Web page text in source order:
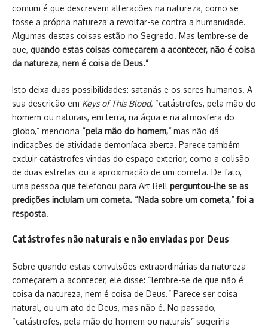
comum é que descrevem alterações na natureza, como se
fosse a própria natureza a revoltar-se contra a humanidade.
Algumas destas coisas estão no Segredo. Mas lembre-se de
que, quando estas coisas começarem a acontecer, não é coisa
da natureza, nem é coisa de Deus.”
Isto deixa duas possibilidades: satanás e os seres humanos. A
sua descrição em Keys of This Blood, “catástrofes, pela mão do
homem ou naturais, em terra, na água e na atmosfera do
globo,” menciona “pela mão do homem,” mas não dá
indicações de atividade demoníaca aberta. Parece também
excluir catástrofes vindas do espaço exterior, como a colisão
de duas estrelas ou a aproximação de um cometa. De fato,
uma pessoa que telefonou para Art Bell perguntou-lhe se as
predições incluíam um cometa. “Nada sobre um cometa,” foi a
resposta.
Catástrofes não naturais e não enviadas por Deus
Sobre quando estas convulsões extraordinárias da natureza
começarem a acontecer, ele disse: “lembre-se de que não é
coisa da natureza, nem é coisa de Deus.” Parece ser coisa
natural, ou um ato de Deus, mas não é. No passado,
“catástrofes, pela mão do homem ou naturais” sugeriria